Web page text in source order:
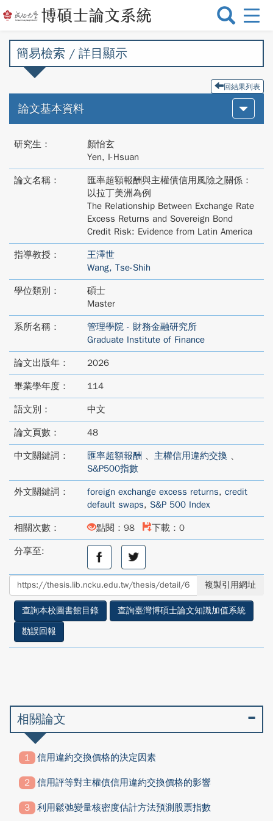
選
切
簡易檢索 / 詳目顯示
回結果列表
論文基本資料
研究生：
顏怡玄
Yen, I-Hsuan
論文名稱：
匯率超額報酬與主權債信用風險之關係：
以拉丁美洲為例
The Relationship Between Exchange Rate
Excess Returns and Sovereign Bond
Credit Risk: Evidence from Latin America
指導教授：
王澤世
Wang, Tse-Shih
學位類別：
碩士
Master
系所名稱：
管理學院 - 財務金融研究所
Graduate Institute of Finance
論文出版年： 2026
畢業學年度： 114
語文別： 中文
論文頁數： 48
中文關鍵詞： 匯率超額報酬 、 主權信用違約交換 、
S&P500指數
外文關鍵詞： foreign exchange excess returns, credit
default swaps, S&P 500 Index
相關次數： 點閱：98 下載：0
分享至:
分
至
facebook
分
享
至
twitter
複製引用網址
查詢本校圖書館目錄
查詢臺灣博碩士論文知識加值系統
勘誤回報
相關論文
信用違約交換價格的決定因素
信用評等對主權債信用違約交換價格的影響
利用鬆弛變量核密度估計方法預測股票指數